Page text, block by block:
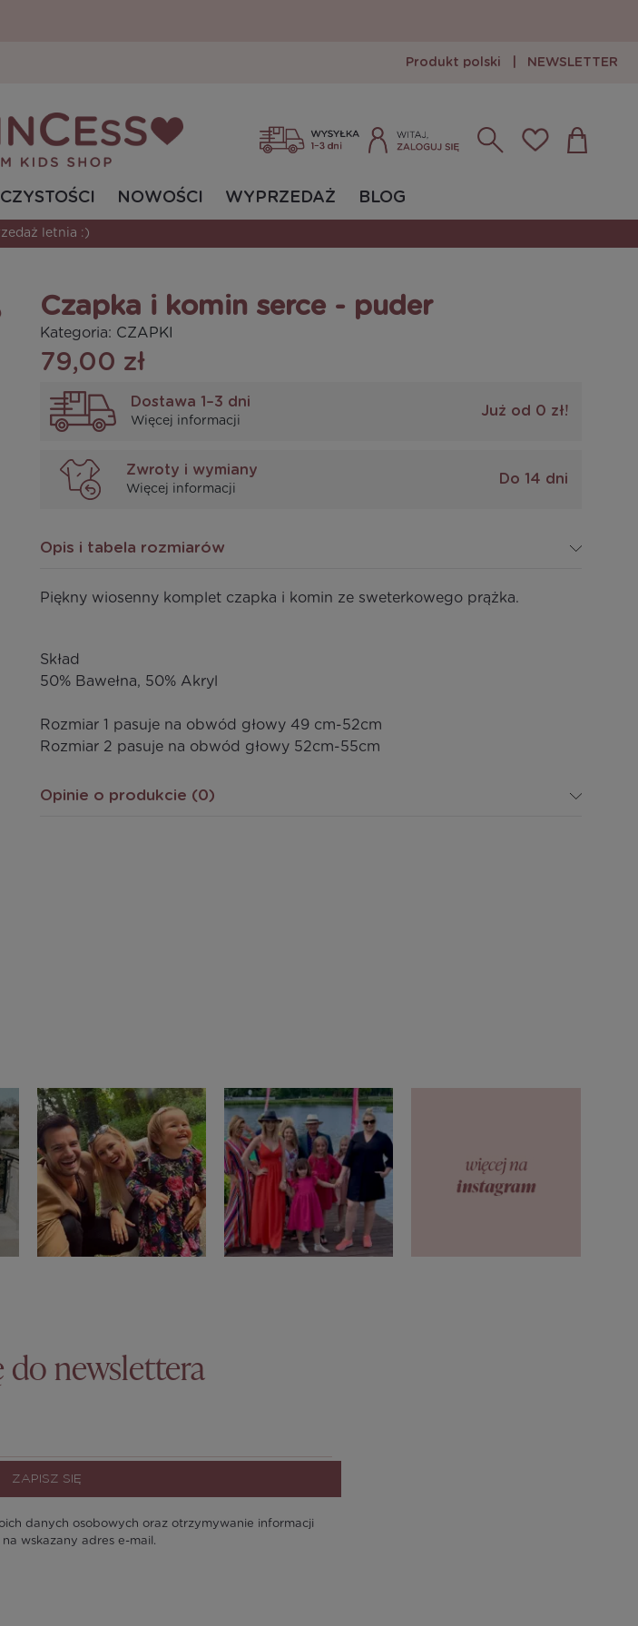
Produkt polski NEWSLETTER
NOWOŚCI WYPRZEDAŻ BLOG
letnia :)
Czapka i komin serce - puder
Kategoria: CZAPKI
79,00 zł
Dostawa 1–3 dni
Więcej informacji
Już od 0 zł!
Zwroty i wymiany
Więcej informacji
Do 14 dni
Opis i tabela rozmiarów
Piękny wiosenny komplet czapka i komin ze sweterkowego prążka.
Skład
50% Bawełna, 50% Akryl
Rozmiar 1 pasuje na obwód głowy 49 cm-52cm
Rozmiar 2 pasuje na obwód głowy 52cm-55cm
Opinie o produkcie (0)
do newslettera
ZAPISZ SIĘ
danych osobowych oraz otrzymywanie informacji
wskazany adres e-mail.